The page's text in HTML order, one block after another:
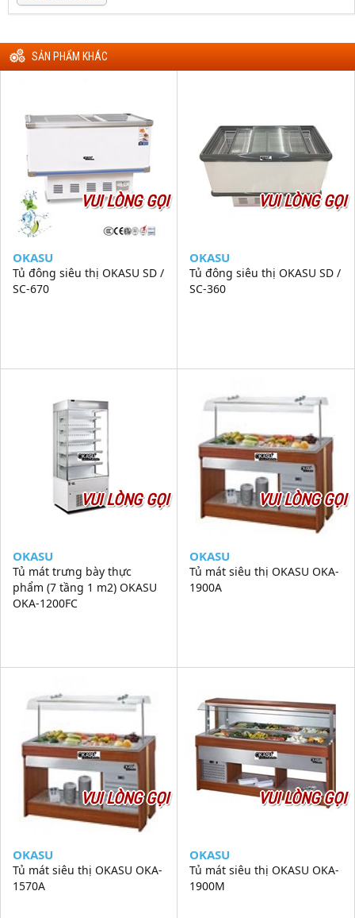
SẢN PHẨM KHÁC
VUI LÒNG GỌI
OKASU
Tủ đông siêu thị OKASU SD /
SC-670
VUI LÒNG GỌI
OKASU
Tủ đông siêu thị OKASU SD /
SC-360
VUI LÒNG GỌI
OKASU
Tủ mát trưng bày thực
phẩm (7 tầng 1 m2) OKASU
OKA-1200FC
VUI LÒNG GỌI
OKASU
Tủ mát siêu thị OKASU OKA-
1900A
VUI LÒNG GỌI
OKASU
Tủ mát siêu thị OKASU OKA-
1570A
VUI LÒNG GỌI
OKASU
Tủ mát siêu thị OKASU OKA-
1900M